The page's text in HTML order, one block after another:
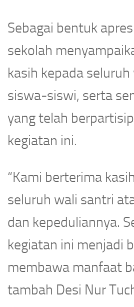
Sebagai bentuk
sekolah
kasih kepada
siswa-siswi, serta
yang telah
kegiatan ini.
“Kami berterima
seluruh wali santri
dan kepeduliannya.
kegiatan ini menjadi
membawa manfaat
tambah Desi Nur